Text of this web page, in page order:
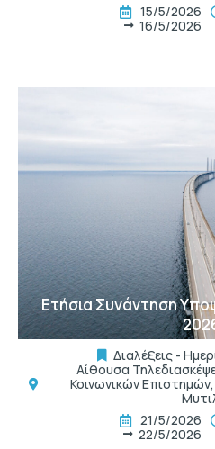
15/5/2026
16/5/2026
t
Ετήσια Συνάντηση
Διαλέξεις -
Αίθουσα
Κοινωνικών
21/5/2026
22/5/2026